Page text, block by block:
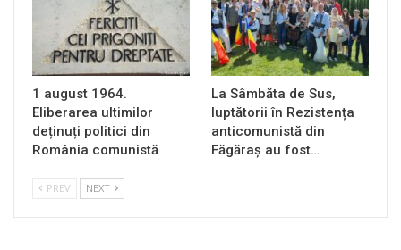
1 august 1964.
Eliberarea ultimilor
deținuți politici din
România comunistă
La Sâmbăta de Sus,
luptătorii în Rezistența
anticomunistă din
Făgăraș au fost…
PREV NEXT